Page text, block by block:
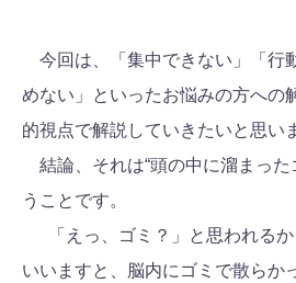
今回は、「集中できない」「行
めない」といったお悩みの方への
的視点で解説していきたいと思い
結論、それは“頭の中に溜まった
うことです。
「えっ、ゴミ？」と思われる
いいますと、脳内にゴミで散らか